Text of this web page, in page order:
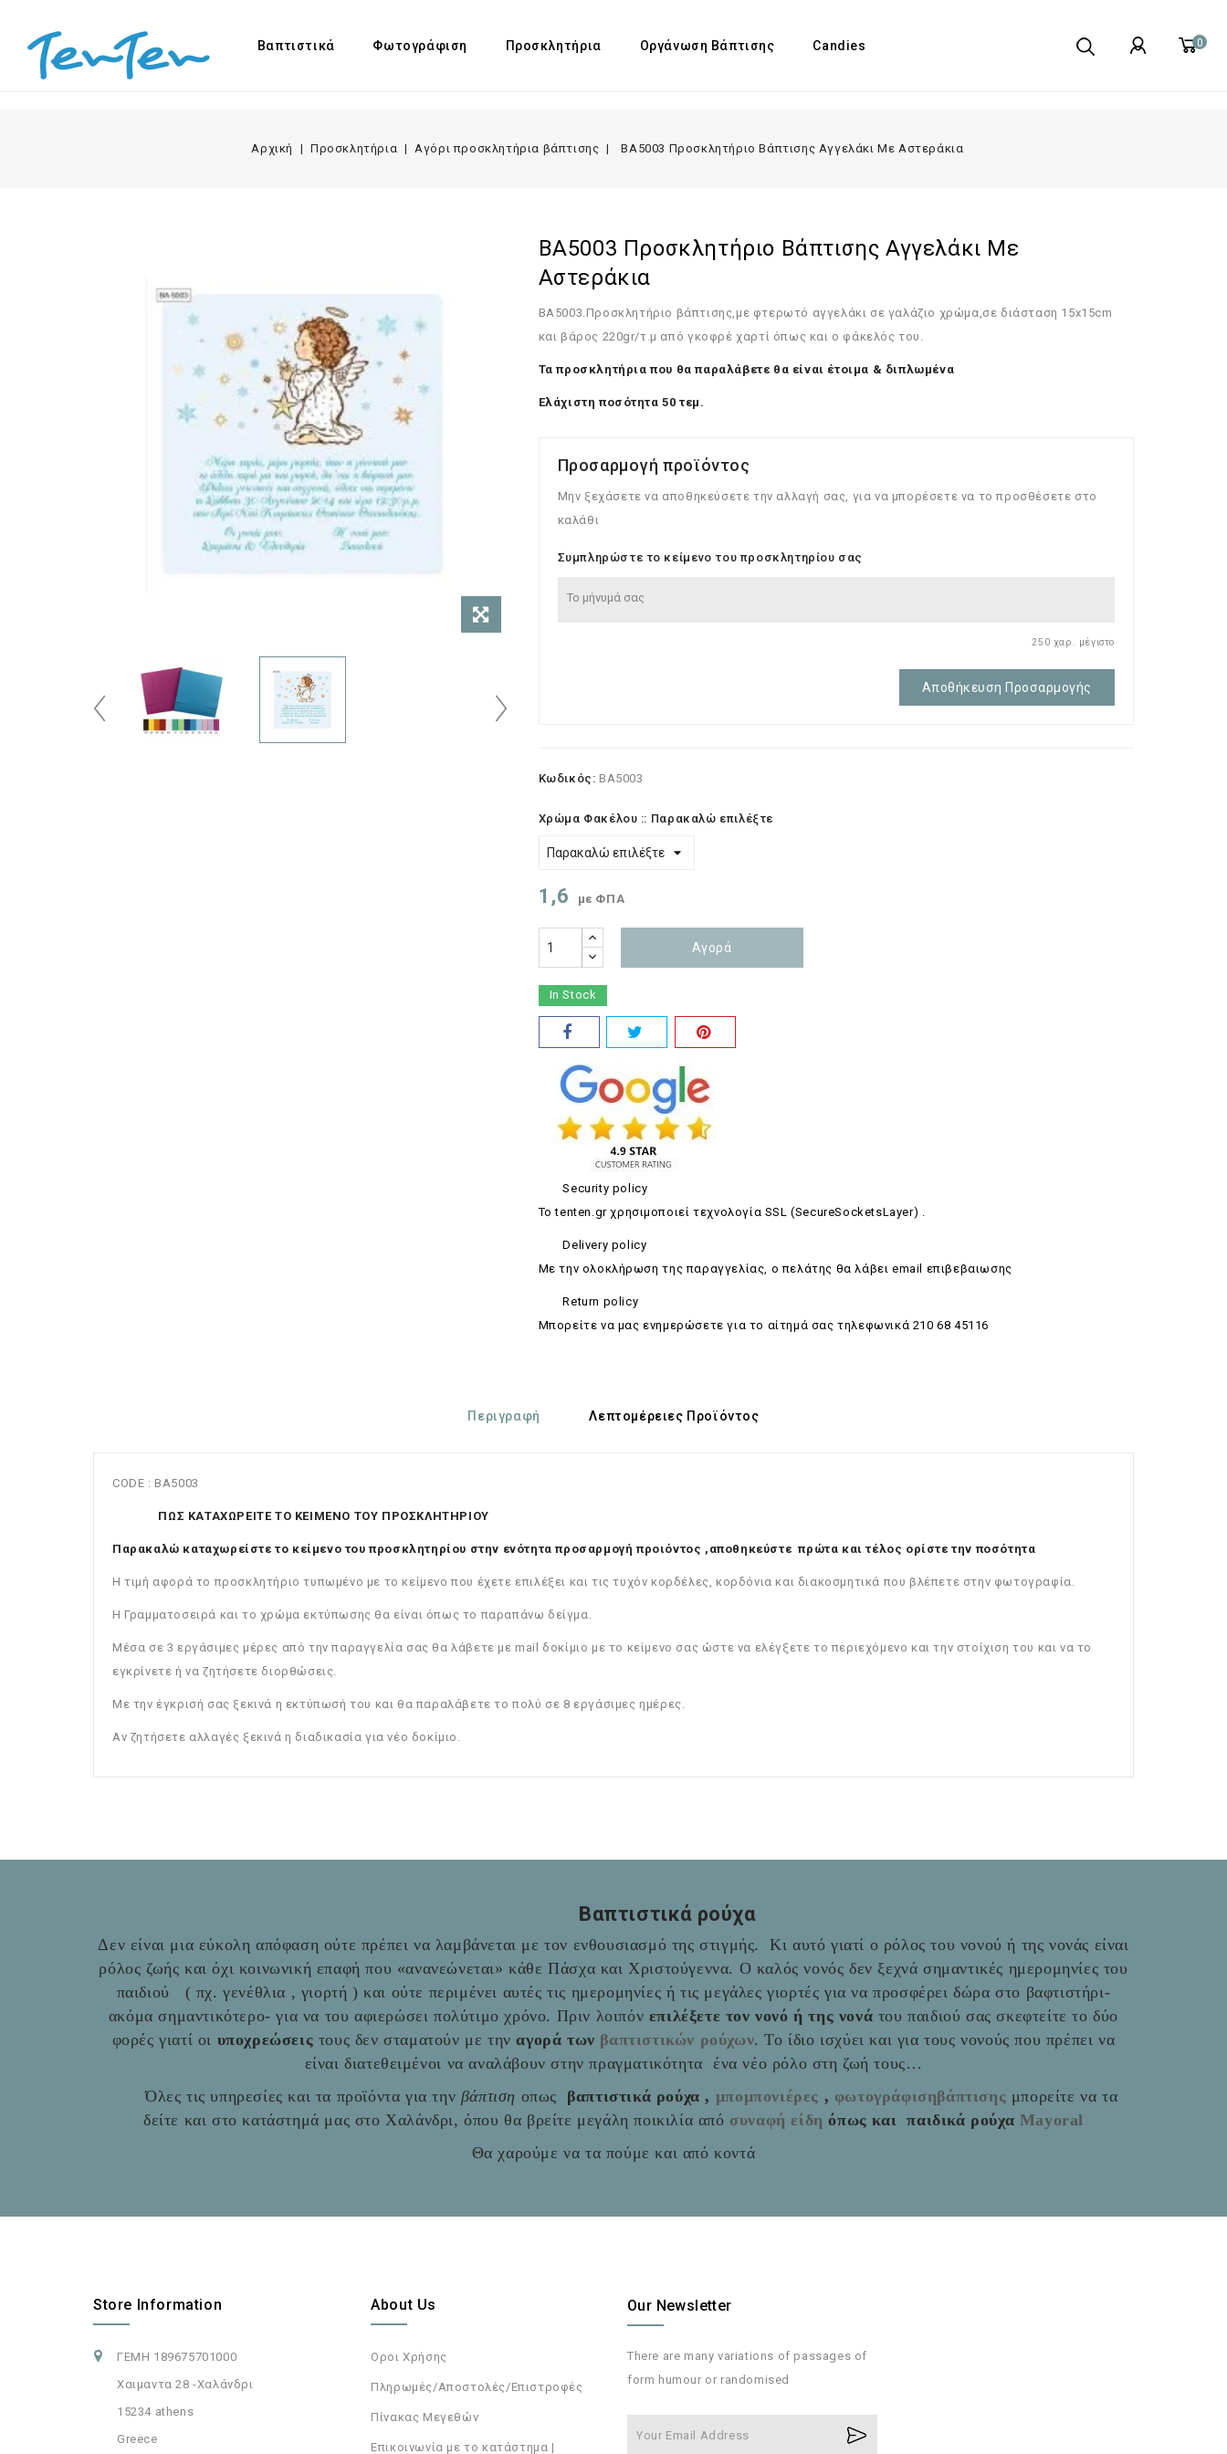
0
Βαπτιστικά Φωτογράφιση Προσκλητήρια Οργάνωση Βάπτισης Candies
Αρχική Προσκλητήρια Αγόρι προσκλητήρια βάπτισης BA5003 Προσκλητήριο Βάπτισης Αγγελάκι Με Αστεράκια
BA5003 Προσκλητήριο Βάπτισης Αγγελάκι Με
Αστεράκια
BA5003.Προσκλητήριο βάπτισης,με φτερωτό αγγελάκι σε γαλάζιο χρώμα,σε διάσταση 15x15cm
και βάρος 220gr/τ.μ από γκοφρέ χαρτί όπως και ο φάκελός του.
Τα προσκλητήρια που θα παραλάβετε θα είναι έτοιμα & διπλωμένα
Ελάχιστη ποσότητα 50 τεμ.
Προσαρμογή προϊόντος
Μην ξεχάσετε να αποθηκεύσετε την αλλαγή σας, για να μπορέσετε να το προσθέσετε στο
καλάθι
Συμπληρώστε το κείμενο του προσκλητηρίου σας
250 χαρ. μέγιστο
Αποθήκευση Προσαρμογής
Κωδικός: BA5003
Χρώμα Φακέλου :: Παρακαλώ επιλέξτε
1,6 με ΦΠΑ
Αγορά
In Stock
Security policy
Το tenten.gr χρησιμοποιεί τεχνολογία SSL (SecureSocketsLayer) .
Delivery policy
Με την ολοκλήρωση της παραγγελίας, ο πελάτης θα λάβει email επιβεβαιωσης
Return policy
Mπορείτε να μας ενημερώσετε για το αίτημά σας τηλεφωνικά 210 68 45116
Περιγραφή Λεπτομέρειες Προϊόντος
CODE : BA5003
ΠΩΣ ΚΑΤΑΧΩΡΕΙΤΕ ΤΟ ΚΕΙΜΕΝΟ ΤΟΥ ΠΡΟΣΚΛΗΤΗΡΙΟΥ
Παρακαλώ καταχωρείστε το κείμενο του προσκλητηρίου στην ενότητα προσαρμογή προιόντος ,αποθηκεύστε πρώτα και τέλος ορίστε την ποσότητα
Η τιμή αφορά το προσκλητήριο τυπωμένο με το κείμενο που έχετε επιλέξει και τις τυχόν κορδέλες, κορδόνια και διακοσμητικά που βλέπετε στην φωτογραφία.
Η Γραμματοσειρά και το χρώμα εκτύπωσης θα είναι όπως το παραπάνω δείγμα.
Μέσα σε 3 εργάσιμες μέρες από την παραγγελία σας θα λάβετε με mail δοκίμιο με το κείμενο σας ώστε να ελέγξετε το περιεχόμενο και την στοίχιση του και να το
εγκρίνετε ή να ζητήσετε διορθώσεις.
Με την έγκρισή σας ξεκινά η εκτύπωσή του και θα παραλάβετε το πολύ σε 8 εργάσιμες ημέρες.
Αν ζητήσετε αλλαγές ξεκινά η διαδικασία για νέο δοκίμιο.
Βαπτιστικά ρούχα
Δεν είναι μια εύκολη απόφαση ούτε πρέπει να λαμβάνεται με τον ενθουσιασμό της στιγμής. Κι αυτό γιατί ο ρόλος του νονού ή της νονάς είναι
ρόλος ζωής και όχι κοινωνική επαφή που «ανανεώνεται» κάθε Πάσχα και Χριστούγεννα. Ο καλός νονός δεν ξεχνά σημαντικές ημερομηνίες του
παιδιού ( πχ. γενέθλια , γιορτή ) και ούτε περιμένει αυτές τις ημερομηνίες ή τις μεγάλες γιορτές για να προσφέρει δώρα στο βαφτιστήρι-
ακόμα σημαντικότερο- για να του αφιερώσει πολύτιμο χρόνο. Πριν λοιπόν επιλέξετε τον νονό ή της νονά του παιδιού σας σκεφτείτε το δύο
φορές γιατί οι υποχρεώσεις τους δεν σταματούν με τηναγορά των βαπτιστικών ρούχων. Το ίδιο ισχύει και για τους νονούς που πρέπει να
είναι διατεθειμένοι να αναλάβουν στην πραγματικότητα ένα νέο ρόλο στη ζωή τους…
Όλες τις υπηρεσίες και τα προϊόντα για την βάπτιση οπως βαπτιστικά ρούχα , μπομπονιέρες , φωτογράφισηβάπτισης μπορείτε να τα
δείτε και στο κατάστημά μας στο Χαλάνδρι, όπου θα βρείτε μεγάλη ποικιλία από συναφή είδη όπως και παιδικά ρούχα Mayoral
Θα χαρούμε να τα πούμε και από κοντά
Store Information
ΓΕΜΗ 189675701000
Χαιμαντα 28 -Χαλάνδρι
15234 athens
Greece
About Us
Οροι Χρήσης
Πληρωμές/Αποστολές/Επιστροφές
Πίνακας Μεγεθών
Επικοινωνία με το κατάστημα |
Our Newsletter
There are many variations of passages of
form humour or randomised